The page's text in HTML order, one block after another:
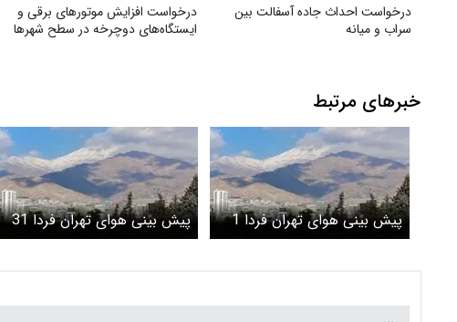
درخواست احداث جاده آسفالت بین
سراب و میانه
درخواست افزایش موتورهای برقی و
ایستگاه‌های دوچرخه در سطح شهرها
خبرهای مرتبط
پیش بینی هوای تهران فردا 1
اردیبهشت 1405/ تهران خنک
پیش بینی هوای تهران فردا 31
فروردین 1405/ باران و کاهش